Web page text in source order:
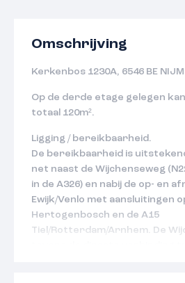
Omschrijving
Kerkenbos 1230A, 6546 BE
Op de derde etage gelegen
totaal 120m².
Ligging / bereikbaarheid.
De bereikbaarheid is
net naast de Wijchenseweg
in de A326) en nabij de op- en
Ewijk/Venlo met aansluitingen
Hertogenbosch en de A15
Tiel/Rotterdam/Arnhem. De
tevens de directe verbinding